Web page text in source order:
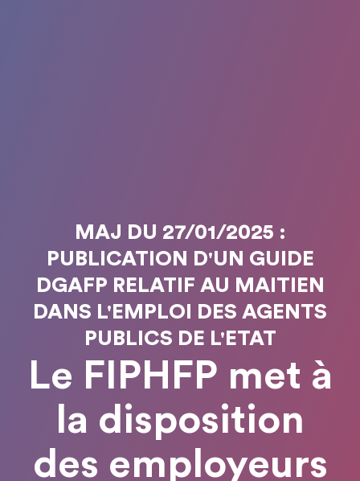
MAJ DU 27/01/2025 :
PUBLICATION D'UN GUIDE
DGAFP RELATIF AU MAITIEN
DANS L'EMPLOI DES AGENTS
PUBLICS DE L'ETAT
Le FIPHFP met à
la disposition
des employeurs